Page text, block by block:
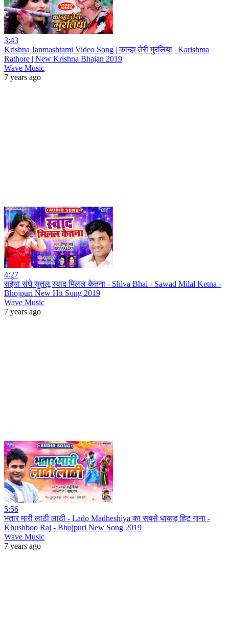
3:43
Krishna Janmashtami Video Song | कान्हा तेरी मुरलिया | Karishma
Rathore | New Krishna Bhajan 2019
Wave Music
7 years ago
4:27
सईया संघे सुतलू स्वाद मिलल केतना - Shiva Bhai - Sawad Milal Ketna -
Bhojpuri New Hit Song 2019
Wave Music
7 years ago
5:56
भतार मारी लाठी लाठी - Lado Madheshiya का सबसे धाकड़ हिट गाना -
Khushboo Raj - Bhojpuri New Song 2019
Wave Music
7 years ago